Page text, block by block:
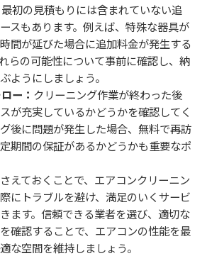
最初の見積もりには含まれていない追
スもあります。例えば、特殊な器具が
間が延びた場合に追加料金が発生する
らの可能性について事前に確認し、納
ようにしましょう。
ー： クリーニング作業が終わった後
が充実しているかどうかを確認してく
後に問題が発生した場合、無料で再訪
期間の保証があるかどうかも重要なポ
えておくことで、エアコンクリーニン
にトラブルを避け、満足のいくサービ
ます。信頼できる業者を選び、適切な
確認することで、エアコンの性能を最
な空間を維持しましょう。